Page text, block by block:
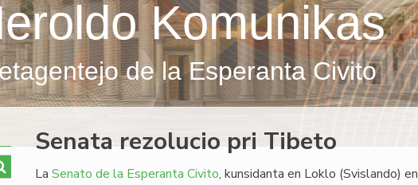
Komunikas
de la Esperanta Civito
Senata rezolucio pri Tibeto
La Senato de la Esperanta Civito, kunsidanta en Loklo (Svislando) en